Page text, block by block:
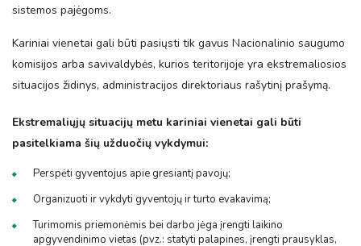
sistemos pajėgoms.
Kariniai vienetai gali būti pasiųsti tik gavus Nacionalinio saugumo
komisijos arba savivaldybės, kurios teritorijoje yra ekstremaliosios
situacijos židinys, administracijos direktoriaus rašytinį prašymą.
Ekstremaliųjų situacijų metu kariniai vienetai gali būti
pasitelkiama šių užduočių vykdymui:
Perspėti gyventojus apie gresiantį pavojų;
Organizuoti ir vykdyti gyventojų ir turto evakavimą;
Turimomis priemonėmis bei darbo jėga įrengti laikino
apgyvendinimo vietas (pvz.: statyti palapines, įrengti prausyklas,